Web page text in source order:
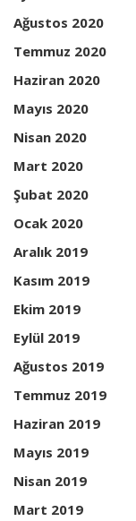
Ağustos 2020
Temmuz 2020
Haziran 2020
Mayıs 2020
Nisan 2020
Mart 2020
Şubat 2020
Ocak 2020
Aralık 2019
Kasım 2019
Ekim 2019
Eylül 2019
Ağustos 2019
Temmuz 2019
Haziran 2019
Mayıs 2019
Nisan 2019
Mart 2019